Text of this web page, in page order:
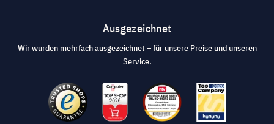
Ausgezeichnet
Wir wurden mehrfach ausgezeichnet – für unsere Preise und unseren
Service.